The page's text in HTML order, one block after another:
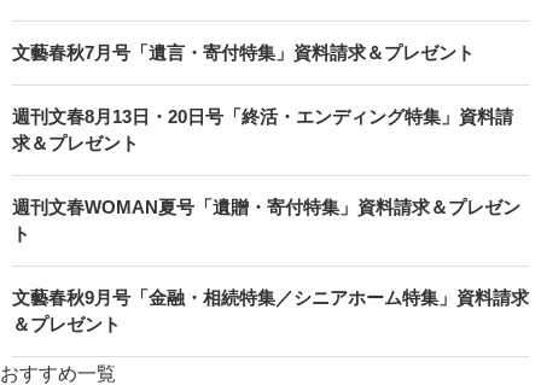
文藝春秋7月号「遺言・寄付特集」資料請求＆プレゼント
週刊文春8月13日・20日号「終活・エンディング特集」資料請
求＆プレゼント
週刊文春WOMAN夏号「遺贈・寄付特集」資料請求＆プレゼン
ト
文藝春秋9月号「金融・相続特集／シニアホーム特集」資料請求
＆プレゼント
おすすめ一覧